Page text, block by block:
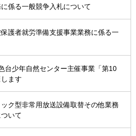
係る一般競争入札について
護者就労準備支援事業業務に係る一
台少年自然センター主催事業「第10
ます
ク型非常用放送設備取替その他業務
いて